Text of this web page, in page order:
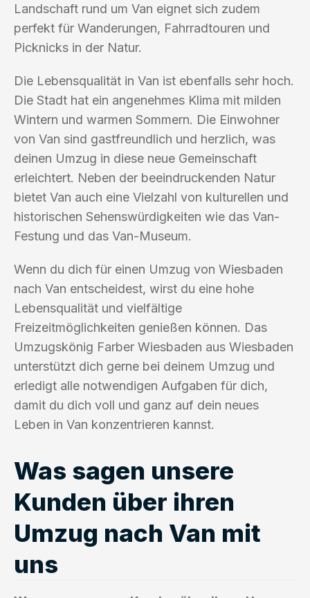
Landschaft rund um Van eignet sich zudem
perfekt für Wanderungen, Fahrradtouren und
Picknicks in der Natur.
Die Lebensqualität in Van ist ebenfalls sehr hoch.
Die Stadt hat ein angenehmes Klima mit milden
Wintern und warmen Sommern. Die Einwohner
von Van sind gastfreundlich und herzlich, was
deinen Umzug in diese neue Gemeinschaft
erleichtert. Neben der beeindruckenden Natur
bietet Van auch eine Vielzahl von kulturellen und
historischen Sehenswürdigkeiten wie das Van-
Festung und das Van-Museum.
Wenn du dich für einen Umzug von Wiesbaden
nach Van entscheidest, wirst du eine hohe
Lebensqualität und vielfältige
Freizeitmöglichkeiten genießen können. Das
Umzugskönig Farber Wiesbaden aus Wiesbaden
unterstützt dich gerne bei deinem Umzug und
erledigt alle notwendigen Aufgaben für dich,
damit du dich voll und ganz auf dein neues
Leben in Van konzentrieren kannst.
Was sagen unsere
Kunden über ihren
Umzug nach Van mit
uns